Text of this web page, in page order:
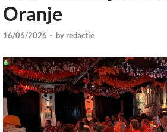
Oranje
16/06/2026 - by redactie